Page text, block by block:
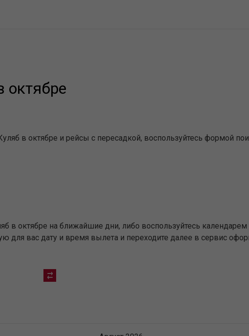
октябре
в октябре и рейсы с пересадкой, воспользуйтесь формой
в октябре на ближайшие дни, либо воспользуйтесь календарем
вас дату и время вылета и переходите далее в сервис